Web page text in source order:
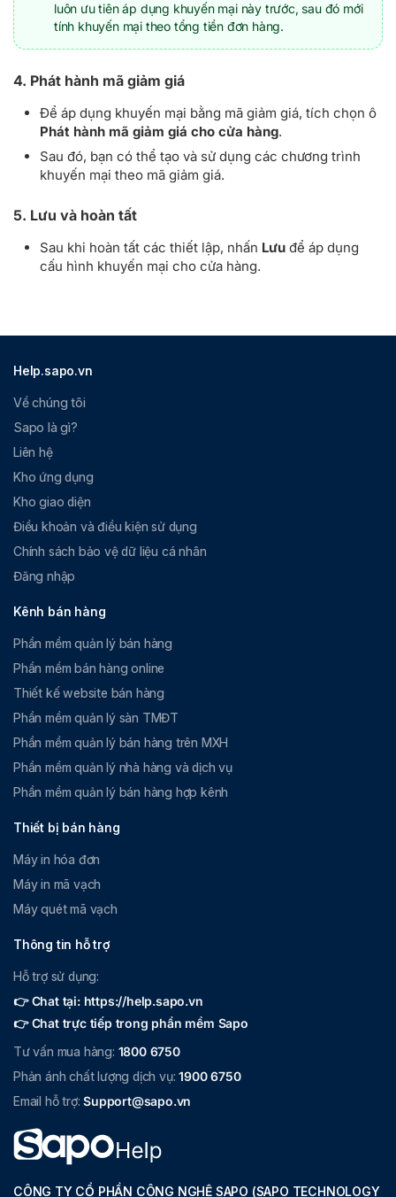
luôn ưu tiên áp dụng khuyến mại này trước, sau đó mới
tính khuyến mại theo tổng tiền đơn hàng.
4. Phát hành mã giảm giá
Để áp dụng khuyến mại bằng mã giảm giá, tích chọn ô
Phát hành mã giảm giá cho cửa hàng.
Sau đó, bạn có thể tạo và sử dụng các chương trình
khuyến mại theo mã giảm giá.
5. Lưu và hoàn tất
Sau khi hoàn tất các thiết lập, nhấn Lưu để áp dụng
cấu hình khuyến mại cho cửa hàng.
Help.sapo.vn
Về chúng tôi
Sapo là gì?
Liên hệ
Kho ứng dụng
Kho giao diện
Điều khoản và điều kiện sử dụng
Chính sách bảo vệ dữ liệu cá nhân
Đăng nhập
Kênh bán hàng
Phần mềm quản lý bán hàng
Phần mềm bán hàng online
Thiết kế website bán hàng
Phần mềm quản lý sàn TMĐT
Phần mềm quản lý bán hàng trên MXH
Phần mềm quản lý nhà hàng và dịch vụ
Phần mềm quản lý bán hàng hợp kênh
Thiết bị bán hàng
Máy in hóa đơn
Máy in mã vạch
Máy quét mã vạch
Thông tin hỗ trợ
Hỗ trợ sử dụng:
👉 Chat tại: https://help.sapo.vn
👉 Chat trực tiếp trong phần mềm Sapo
Tư vấn mua hàng: 1800 6750
Phản ánh chất lượng dịch vụ:1900 6750
Email hỗ trợ:Support@sapo.vn
CÔNG TY CỔ PHẦN CÔNG NGHỆ SAPO (SAPO TECHNOLOGY